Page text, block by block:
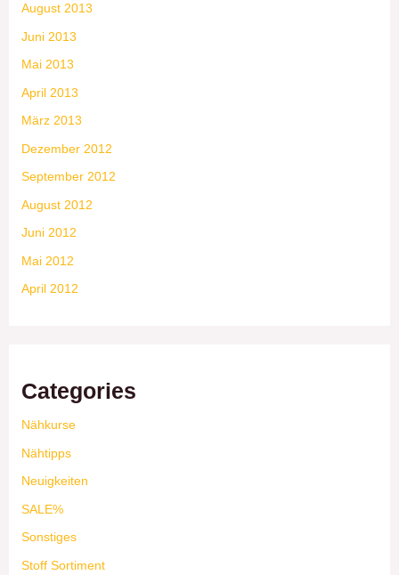
August 2013
Juni 2013
Mai 2013
April 2013
März 2013
Dezember 2012
September 2012
August 2012
Juni 2012
Mai 2012
April 2012
Categories
Nähkurse
Nähtipps
Neuigkeiten
SALE%
Sonstiges
Stoff Sortiment